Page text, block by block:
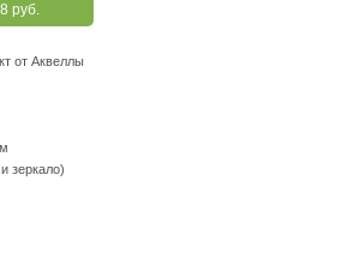
руб.
от Аквеллы
зеркало)